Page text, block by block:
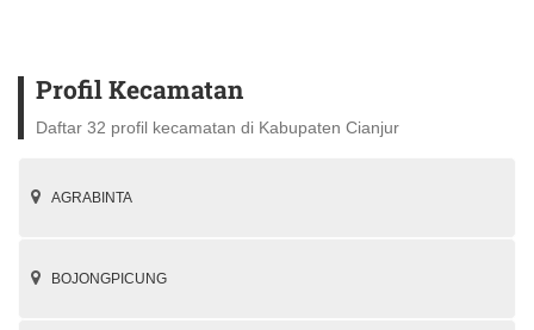
Profil Kecamatan
Daftar 32 profil kecamatan di Kabupaten Cianjur
AGRABINTA
BOJONGPICUNG